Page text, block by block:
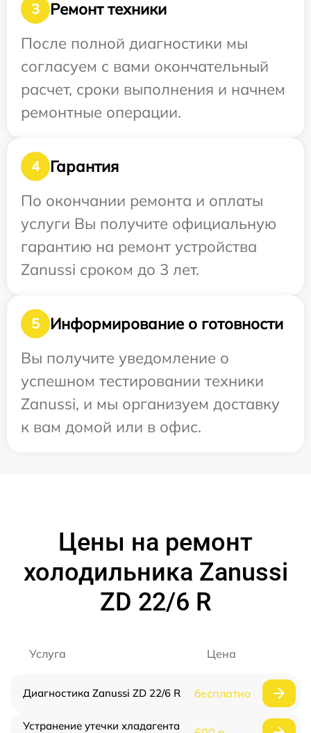
3
Ремонт техники
После полной диагностики мы
согласуем с вами окончательный
расчет, сроки выполнения и начнем
ремонтные операции.
4
Гарантия
По окончании ремонта и оплаты
услуги Вы получите официальную
гарантию на ремонт устройства
Zanussi сроком до 3 лет.
5
Информирование о готовности
Вы получите уведомление о
успешном тестировании техники
Zanussi, и мы организуем доставку
к вам домой или в офис.
Цены на ремонт
холодильника Zanussi
ZD 22/6 R
Услуга Цена
Диагностика Zanussi ZD 22/6 R бесплатно
Устранение утечки хладагента